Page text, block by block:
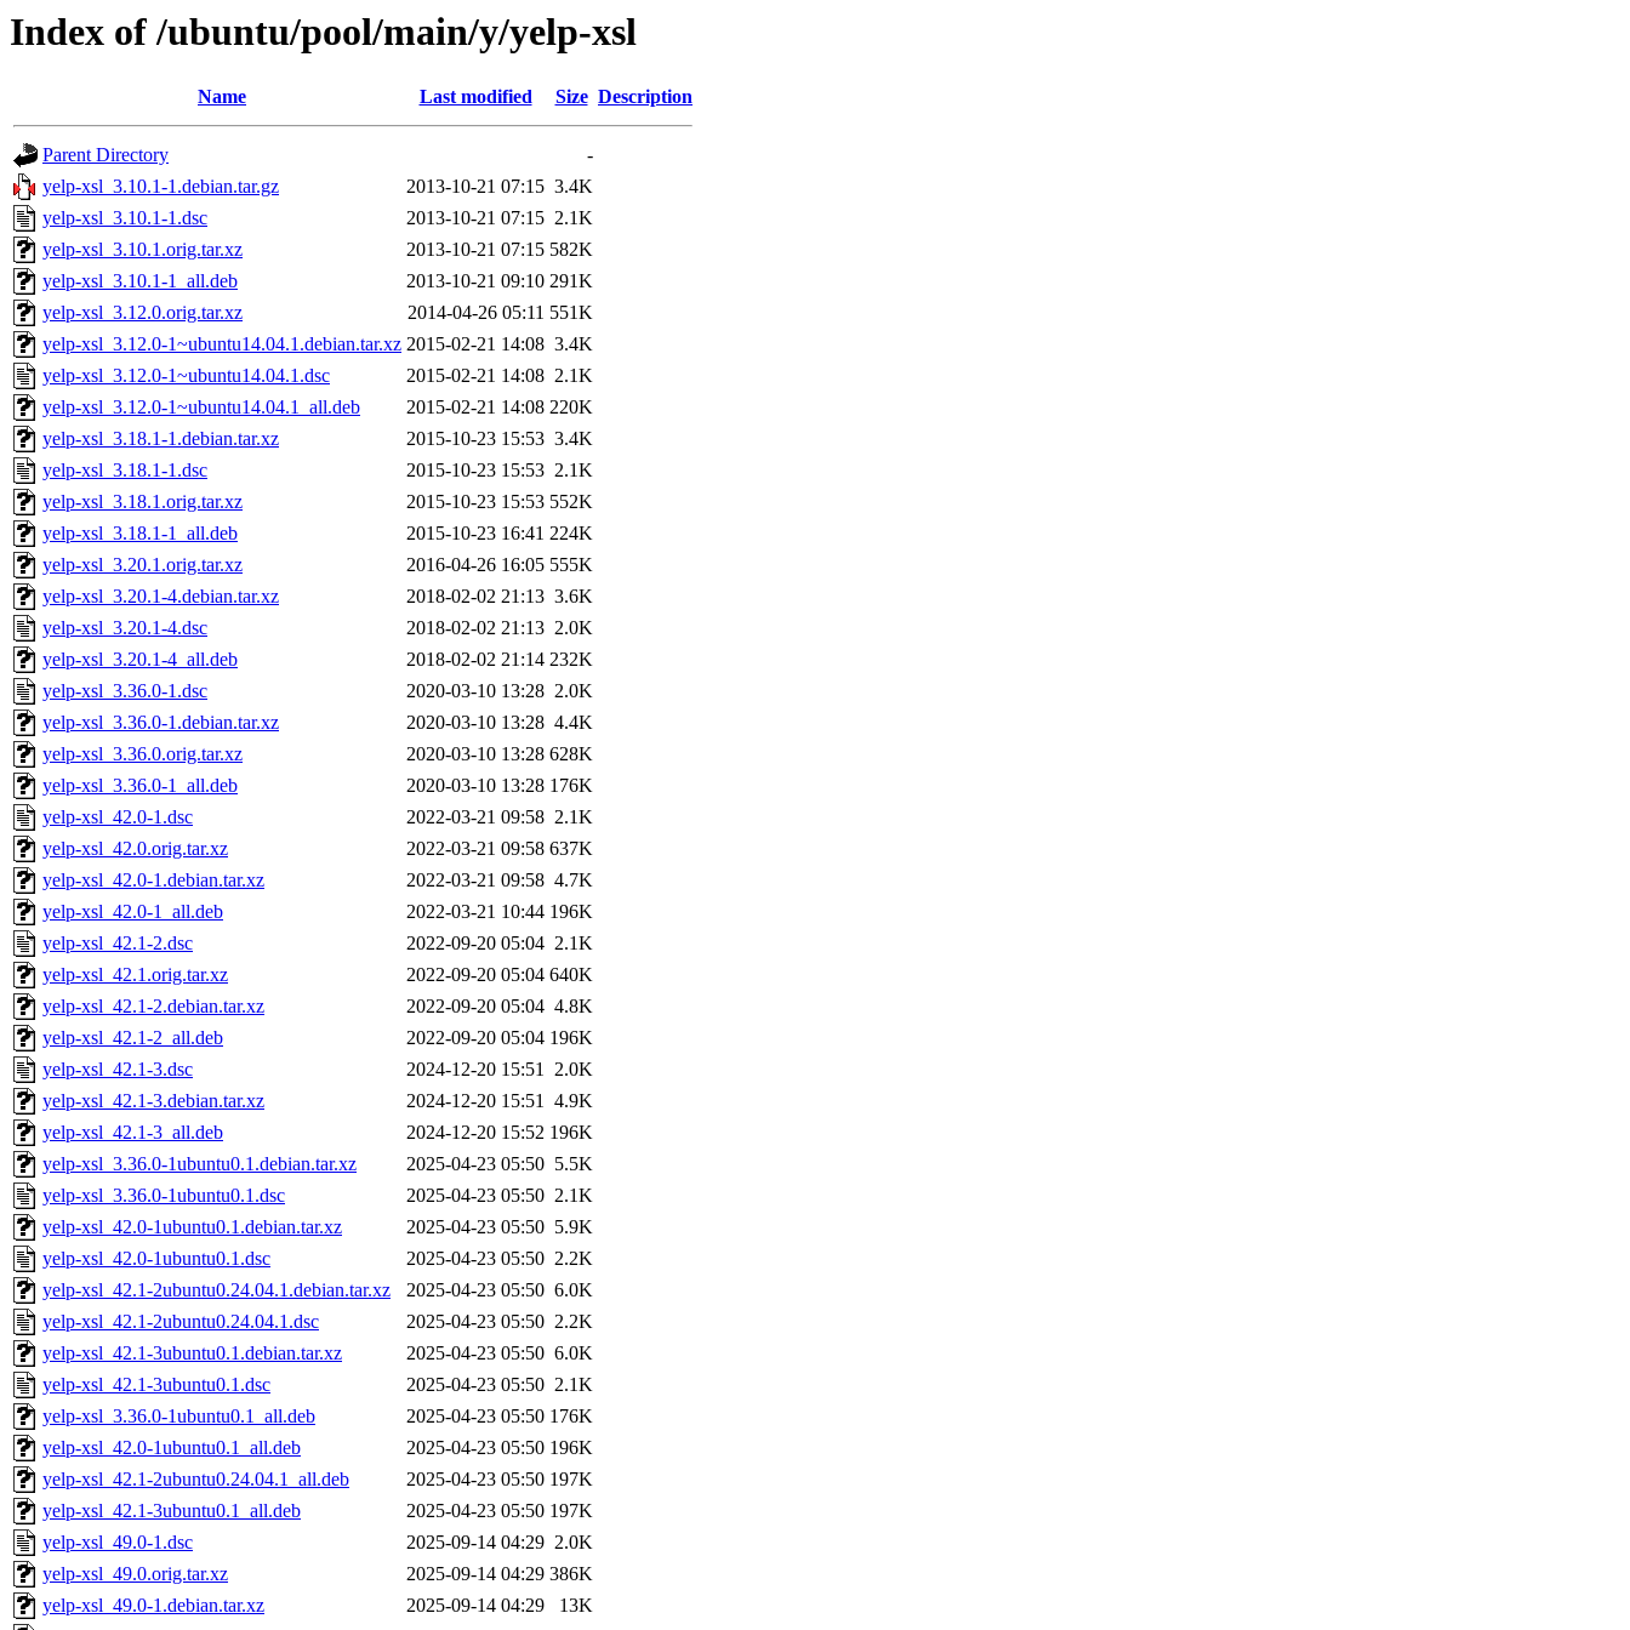
Index of /ubuntu/pool/main/y/yelp-xsl
Name Last modified Size Description
Parent Directory
-
yelp-xsl_3.10.1-1.debian.tar.gz
2013-10-21 07:15 3.4K
yelp-xsl_3.10.1-1.dsc
2013-10-21 07:15 2.1K
yelp-xsl_3.10.1.orig.tar.xz
2013-10-21 07:15 582K
yelp-xsl_3.10.1-1_all.deb
2013-10-21 09:10 291K
yelp-xsl_3.12.0.orig.tar.xz
2014-04-26 05:11 551K
yelp-xsl_3.12.0-1~ubuntu14.04.1.debian.tar.xz 2015-02-21 14:08 3.4K
yelp-xsl_3.12.0-1~ubuntu14.04.1.dsc
2015-02-21 14:08 2.1K
yelp-xsl_3.12.0-1~ubuntu14.04.1_all.deb
2015-02-21 14:08 220K
yelp-xsl_3.18.1-1.debian.tar.xz
2015-10-23 15:53 3.4K
yelp-xsl_3.18.1-1.dsc
2015-10-23 15:53 2.1K
yelp-xsl_3.18.1.orig.tar.xz
2015-10-23 15:53 552K
yelp-xsl_3.18.1-1_all.deb
2015-10-23 16:41 224K
yelp-xsl_3.20.1.orig.tar.xz
2016-04-26 16:05 555K
yelp-xsl_3.20.1-4.debian.tar.xz
2018-02-02 21:13 3.6K
yelp-xsl_3.20.1-4.dsc
2018-02-02 21:13 2.0K
yelp-xsl_3.20.1-4_all.deb
2018-02-02 21:14 232K
yelp-xsl_3.36.0-1.dsc
2020-03-10 13:28 2.0K
yelp-xsl_3.36.0-1.debian.tar.xz
2020-03-10 13:28 4.4K
yelp-xsl_3.36.0.orig.tar.xz
2020-03-10 13:28 628K
yelp-xsl_3.36.0-1_all.deb
2020-03-10 13:28 176K
yelp-xsl_42.0-1.dsc
2022-03-21 09:58 2.1K
yelp-xsl_42.0.orig.tar.xz
2022-03-21 09:58 637K
yelp-xsl_42.0-1.debian.tar.xz
2022-03-21 09:58 4.7K
yelp-xsl_42.0-1_all.deb
2022-03-21 10:44 196K
yelp-xsl_42.1-2.dsc
2022-09-20 05:04 2.1K
yelp-xsl_42.1.orig.tar.xz
2022-09-20 05:04 640K
yelp-xsl_42.1-2.debian.tar.xz
2022-09-20 05:04 4.8K
yelp-xsl_42.1-2_all.deb
2022-09-20 05:04 196K
yelp-xsl_42.1-3.dsc
2024-12-20 15:51 2.0K
yelp-xsl_42.1-3.debian.tar.xz
2024-12-20 15:51 4.9K
yelp-xsl_42.1-3_all.deb
2024-12-20 15:52 196K
yelp-xsl_3.36.0-1ubuntu0.1.debian.tar.xz
2025-04-23 05:50 5.5K
yelp-xsl_3.36.0-1ubuntu0.1.dsc
2025-04-23 05:50 2.1K
yelp-xsl_42.0-1ubuntu0.1.debian.tar.xz
2025-04-23 05:50 5.9K
yelp-xsl_42.0-1ubuntu0.1.dsc
2025-04-23 05:50 2.2K
yelp-xsl_42.1-2ubuntu0.24.04.1.debian.tar.xz
2025-04-23 05:50 6.0K
yelp-xsl_42.1-2ubuntu0.24.04.1.dsc
2025-04-23 05:50 2.2K
yelp-xsl_42.1-3ubuntu0.1.debian.tar.xz
2025-04-23 05:50 6.0K
yelp-xsl_42.1-3ubuntu0.1.dsc
2025-04-23 05:50 2.1K
yelp-xsl_3.36.0-1ubuntu0.1_all.deb
2025-04-23 05:50 176K
yelp-xsl_42.0-1ubuntu0.1_all.deb
2025-04-23 05:50 196K
yelp-xsl_42.1-2ubuntu0.24.04.1_all.deb
2025-04-23 05:50 197K
yelp-xsl_42.1-3ubuntu0.1_all.deb
2025-04-23 05:50 197K
yelp-xsl_49.0-1.dsc
2025-09-14 04:29 2.0K
yelp-xsl_49.0.orig.tar.xz
2025-09-14 04:29 386K
yelp-xsl_49.0-1.debian.tar.xz
2025-09-14 04:29
13K